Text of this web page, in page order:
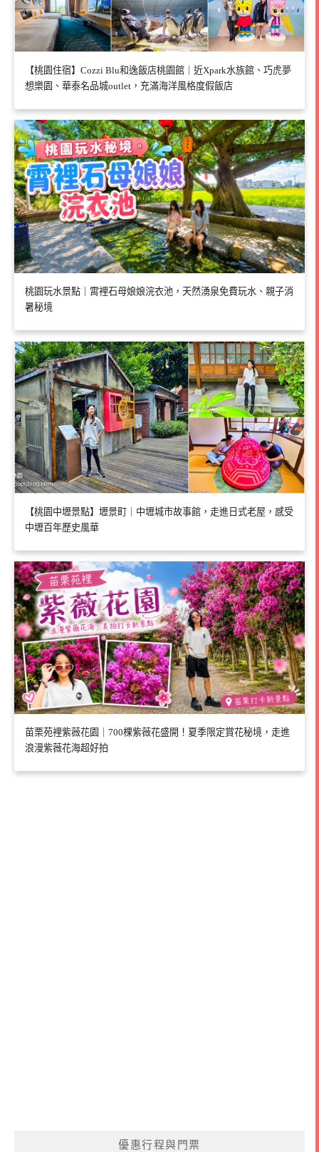
【桃園住宿】Cozzi Blu和逸飯店桃園館｜近Xpark水族館、巧虎夢
想樂園、華泰名品城outlet，充滿海洋風格度假飯店
桃園玩水景點｜霄裡石母娘娘浣衣池，天然湧泉免費玩水、親子消
暑秘境
【桃園中壢景點】壢景町｜中壢城市故事館，走進日式老屋，感受
中壢百年歷史風華
苗栗苑裡紫薇花園｜700棵紫薇花盛開！夏季限定賞花秘境，走進
浪漫紫薇花海超好拍
優惠行程與門票